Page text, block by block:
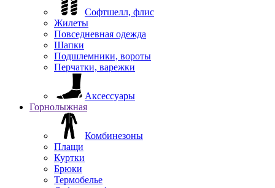
Софтшелл, флис
Жилеты
Повседневная одежда
Шапки
Подшлемники, вороты
Перчатки, варежки
Аксессуары
Горнолыжная
Комбинезоны
Плащи
Куртки
Брюки
Термобелье